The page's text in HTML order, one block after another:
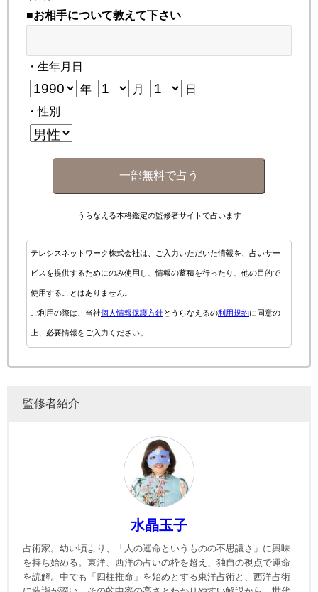
■お相手について教えて下さい
・生年月日
年 月
日
・性別
一部無料で占う
うらなえる本格鑑定の監修者サイトで占います
テレシスネットワーク株式会社は、ご入力いただいた情報を、占いサー
ビスを提供するためにのみ使用し、情報の蓄積を行ったり、他の目的で
使用することはありません。
ご利用の際は、当社個人情報保護方針とうらなえるの利用規約に同意の
上、必要情報をご入力ください。
監修者紹介
水晶玉子
占術家。幼い頃より、「人の運命というものの不思議さ」に興味
を持ち始める。東洋、西洋の占いの枠を超え、独自の視点で運命
を読解。中でも「四柱推命」を始めとする東洋占術と、西洋占術